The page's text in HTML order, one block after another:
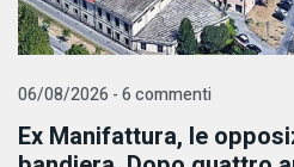
06/08/2026 - 6 commenti
Ex Manifattura, le